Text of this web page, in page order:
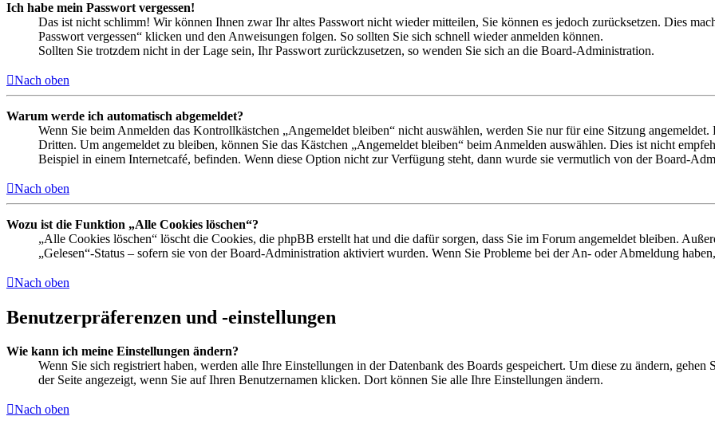
Ich habe mein Passwort vergessen!
Das ist nicht schlimm! Wir können Ihnen zwar Ihr altes Passwort nicht wieder mitteilen, Sie können es jedoch zurücksetzen. Dies
Passwort vergessen“ klicken und den Anweisungen folgen. So sollten Sie sich schnell wieder anmelden können.
Sollten Sie trotzdem nicht in der Lage sein, Ihr Passwort zurückzusetzen, so wenden Sie sich an die Board-Administration.
Nach oben
Warum werde ich automatisch abgemeldet?
Wenn Sie beim Anmelden das Kontrollkästchen „Angemeldet bleiben“ nicht auswählen, werden Sie nur für eine Sitzung
Dritten. Um angemeldet zu bleiben, können Sie das Kästchen „Angemeldet bleiben“ beim Anmelden auswählen. Dies ist nicht
Beispiel in einem Internetcafé, befinden. Wenn diese Option nicht zur Verfügung steht, dann wurde sie vermutlich von der Board-
Nach oben
Wozu ist die Funktion „Alle Cookies löschen“?
„Alle Cookies löschen“ löscht die Cookies, die phpBB erstellt hat und die dafür sorgen, dass Sie im Forum angemeldet bleiben.
„Gelesen“-Status – sofern sie von der Board-Administration aktiviert wurden. Wenn Sie Probleme bei der An- oder Abmeldung
Nach oben
Benutzerpräferenzen und -einstellungen
Wie kann ich meine Einstellungen ändern?
Wenn Sie sich registriert haben, werden alle Ihre Einstellungen in der Datenbank des Boards gespeichert. Um diese zu ändern,
der Seite angezeigt, wenn Sie auf Ihren Benutzernamen klicken. Dort können Sie alle Ihre Einstellungen ändern.
Nach oben